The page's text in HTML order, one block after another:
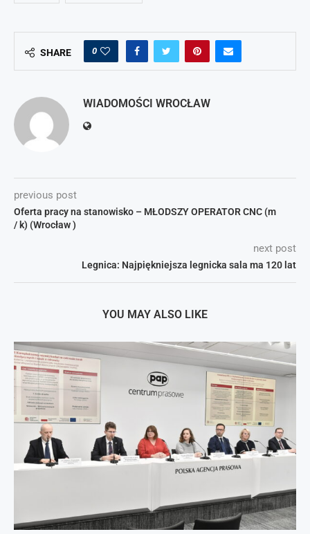
SHARE 0
WIADOMOŚCI WROCŁAW
previous post
Oferta pracy na stanowisko – MŁODSZY OPERATOR CNC (m
/ k) (Wrocław )
next post
Legnica: Najpiękniejsza legnicka sala ma 120 lat
YOU MAY ALSO LIKE